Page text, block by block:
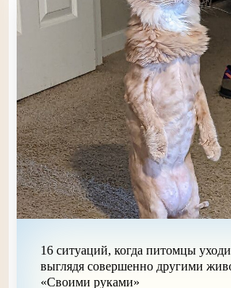
16 ситуаций, когда питомцы
выглядя совершенно другими
«Своими руками»